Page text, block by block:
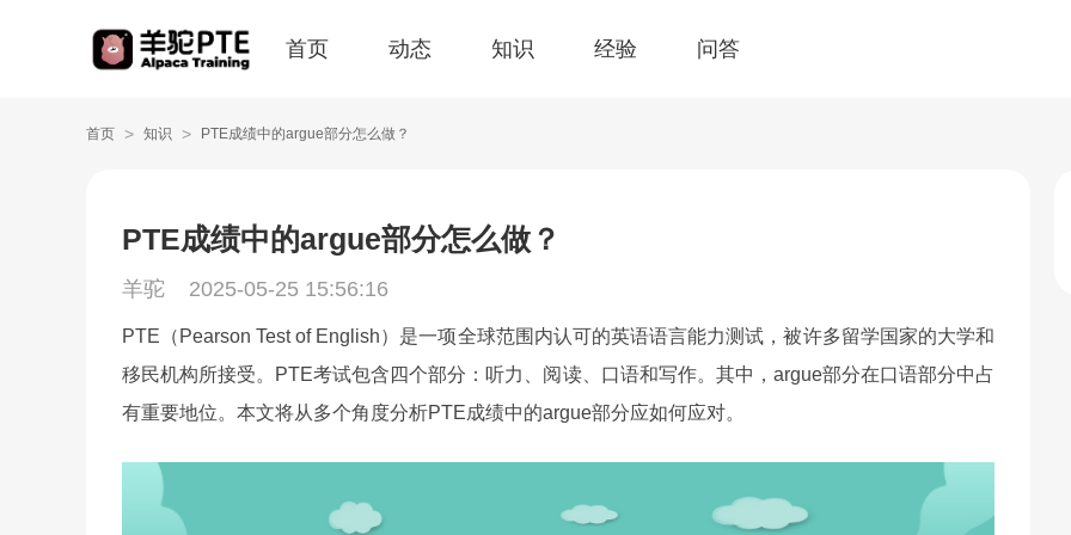
首页 动态 知识 经验 问答
首页 > 知识 > PTE成绩中的argue部分怎么做？
PTE成绩中的argue部分怎么做？
羊驼 2025-05-25 15:56:16
PTE（Pearson Test of English）是一项全球范围内认可的英语语言能力测试，被许多留学国家的大学和
移民机构所接受。PTE考试包含四个部分：听力、阅读、口语和写作。其中，argue部分在口语部分中占
有重要地位。本文将从多个角度分析PTE成绩中的argue部分应如何应对。